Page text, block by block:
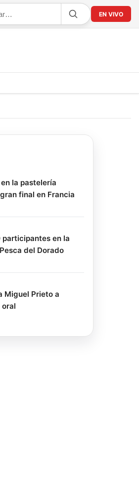
EN VIVO
la pastelería
final en Francia
participantes en la
del Dorado
Miguel Prieto a